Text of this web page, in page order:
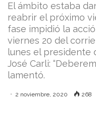
El ámbito estaba
reabrir el próximo
fase impidió la
viernes 20 del
lunes el presidente
José Carli:
lamentó.
2 noviembre, 2020 268